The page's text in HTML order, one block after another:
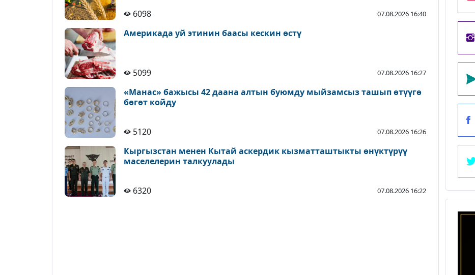
6098 07.08.2026 16:40
Америкада уй этинин баасы кескин өстү
5099 07.08.2026 16:27
«Манас» бажысы 42 даана алтын буюмду мыйзамсыз ташып өтүүгө
бөгөт койду
5120 07.08.2026 16:26
Кыргызстан менен Кытай аскердик кызматташтыкты өнүктүрүү
маселелерин талкуулады
6320 07.08.2026 16:22